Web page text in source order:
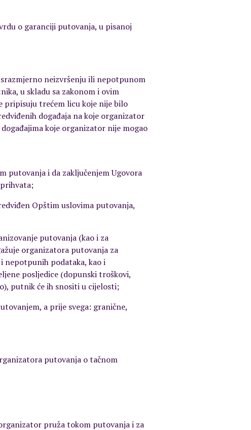
o garanciji putovanja, u pisanoj
neizvršenju ili nepotpunom
u skladu sa zakonom i ovim
pripisuju trećem licu koje nije bilo
događaja na koje organizator
koje organizator nije mogao
putovanja i da zaključenjem Ugovora
Opštim uslovima putovanja,
putovanja (kao i za
organizatora putovanja za
nepotpunih podataka, kao i
posljedice (dopunski troškovi,
putnik će ih snositi u cijelosti;
a prije svega: granične,
putovanja o tačnom
pruža tokom putovanja i za